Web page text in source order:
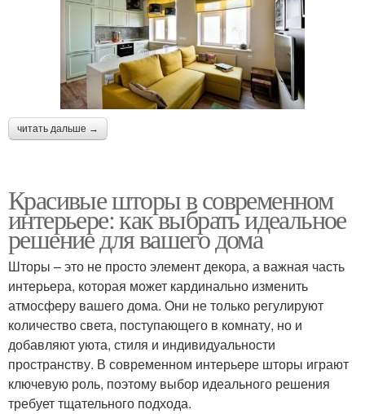
читать дальше →
Красивые шторы в современном
интерьере: как выбрать идеальное
решение для вашего дома
Шторы – это не просто элемент декора, а важная часть
интерьера, которая может кардинально изменить
атмосферу вашего дома. Они не только регулируют
количество света, поступающего в комнату, но и
добавляют уюта, стиля и индивидуальности
пространству. В современном интерьере шторы играют
ключевую роль, поэтому выбор идеального решения
требует тщательного подхода.